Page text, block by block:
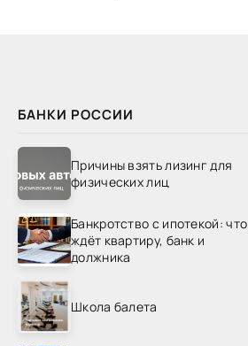
БАНКИ РОССИИ
Причины взять лизинг для
физических лиц
Банкротство с ипотекой: что
ждёт квартиру, банк и
должника
Школа балета